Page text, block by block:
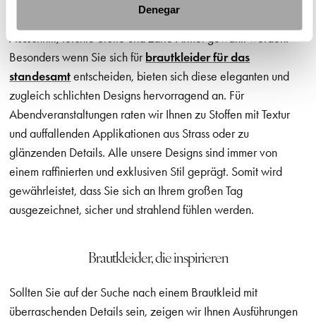
Denegar
Für eine Hochzeit am Tag sollten deshalb ein weicher
Ausschnitt, leichte Stoffe und zarte Ärmel gewählt werden.
Besonders wenn Sie sich fürbrautkleider für das
standesamtentscheiden, bieten sich diese eleganten und
zugleich schlichten Designs hervorragend an. Für
Abendveranstaltungen raten wir Ihnen zu Stoffen mit Textur
und auffallenden Applikationen aus Strass oder zu
glänzenden Details. Alle unsere Designs sind immer von
einem raffinierten und exklusiven Stil geprägt. Somit wird
gewährleistet, dass Sie sich an Ihrem großen Tag
ausgezeichnet, sicher und strahlend fühlen werden.
Brautkleider, die inspirieren
Sollten Sie auf der Suche nach einem Brautkleid mit
überraschenden Details sein, zeigen wir Ihnen Ausführungen